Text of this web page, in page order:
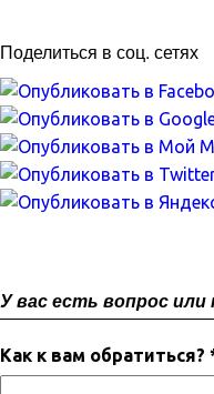
Поделиться в соц. сетях
У вас есть вопрос
Как к вам обратиться?